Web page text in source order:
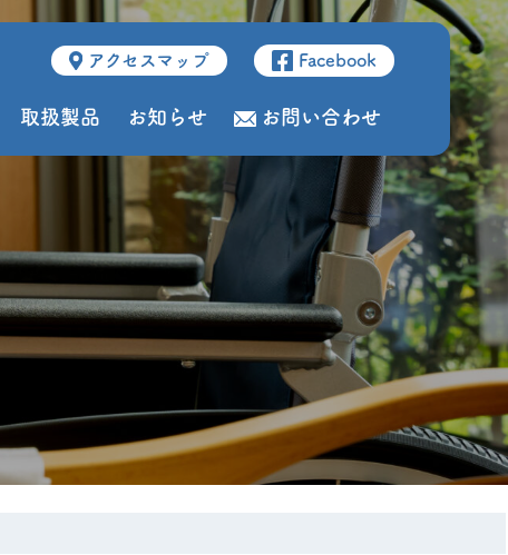
アクセスマップ Facebook
取扱製品 お知らせ お問い合わせ